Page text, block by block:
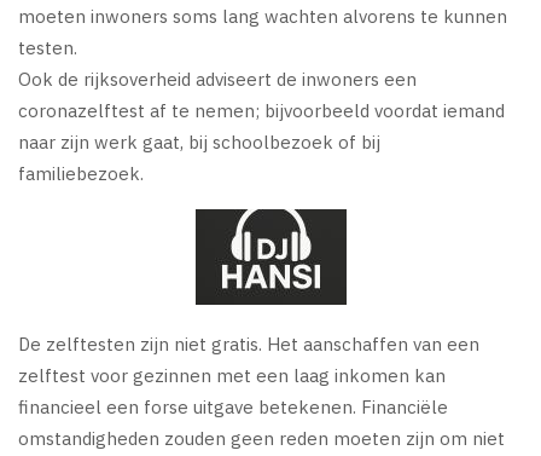
moeten inwoners soms lang wachten alvorens te kunnen
testen.
Ook de rijksoverheid adviseert de inwoners een
coronazelftest af te nemen; bijvoorbeeld voordat iemand
naar zijn werk gaat, bij schoolbezoek of bij
familiebezoek.
De zelftesten zijn niet gratis. Het aanschaffen van een
zelftest voor gezinnen met een laag inkomen kan
financieel een forse uitgave betekenen. Financiële
omstandigheden zouden geen reden moeten zijn om niet